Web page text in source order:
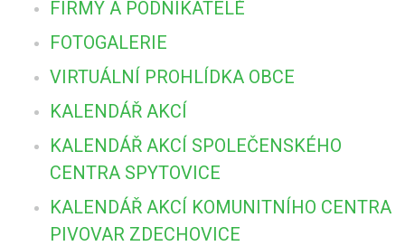
FIRMY A PODNIKATELÉ
FOTOGALERIE
VIRTUÁLNÍ PROHLÍDKA OBCE
KALENDÁŘ AKCÍ
KALENDÁŘ AKCÍ SPOLEČENSKÉHO
CENTRA SPYTOVICE
KALENDÁŘ AKCÍ KOMUNITNÍHO CENTRA
PIVOVAR ZDECHOVICE